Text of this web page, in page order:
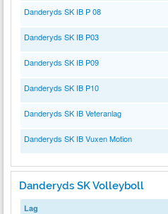
Danderyds SK IB P 08
Danderyds SK IB P03
Danderyds SK IB P09
Danderyds SK IB P10
Danderyds SK IB Veteranlag
Danderyds SK IB Vuxen Motion
Danderyds SK Volleyboll
Lag